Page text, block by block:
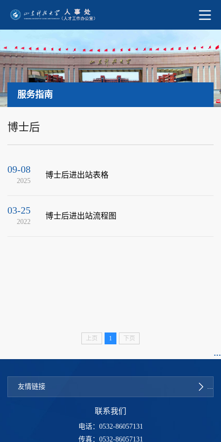
服务指南
博士后
09-08
2025
博士后进出站表格
03-25
2022
博士后进出站流程图
上页 1 下页
友情链接
联系我们
电话：0532-86057131
传真：0532-86057131